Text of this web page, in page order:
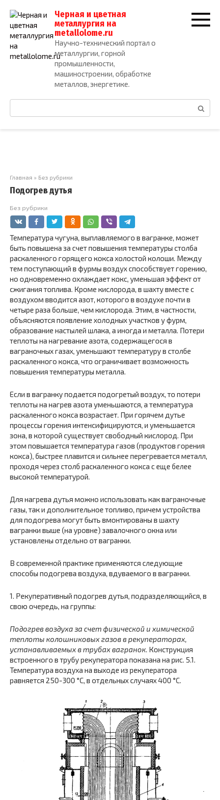
контенту
Черная и цветная
металлургия на
metallolome.ru
Научно-технический портал о
металлургии, горной
промышленности,
машиностроении, обработке
металлов, энергетике.
Главная » Без рубрики
Подогрев дутья
Без рубрики
Температура чугуна, выплавляемого в вагранке, может
быть повышена за счет повышения температуры столба
раскаленного горящего кокса холостой колоши. Между
тем поступающий в фурмы воздух способствует горению,
но одновременно охлаждает кокс, уменьшая эффект от
сжигания топлива. Кроме кислорода, в шахту вместе с
воздухом вводится азот, которого в воздухе почти в
четыре раза больше, чем кислорода. Этим, в частности,
объясняются появление холодных участков у фурм,
образование настылей шлака, а иногда и металла. Потери
теплоты на нагревание азота, содержащегося в
ваграночных газах, уменьшают температуру в столбе
раскаленного кокса, что ограничивает возможность
повышения температуры металла.
Если в вагранку подается подогретый воздух, то потери
теплоты на нагрев азота уменьшаются, а температура
раскаленного кокса возрастает. При горячем дутье
процессы горения интенсифицируются, и уменьшается
зона, в которой существует свободный кислород. При
этом повышается температура газов (продуктов горения
кокса), быстрее плавится и сильнее перегревается металл,
проходя через столб раскаленного кокса с еще белее
высокой температурой.
Для нагрева дутья можно использовать как ваграночные
газы, так и дополнительное топливо, причем устройства
для подогрева могут быть вмонтированы в шахту
вагранки выше (на уровне) завалочного окна или
установлены отдельно от вагранки.
В современной практике применяются следующие
способы подогрева воздуха, вдуваемого в вагранки.
1. Рекуперативный подогрев дутья, подразделяющийся, в
свою очередь, на группы:
Подогрев воздуха за счет физической и химической
теплоты колошниковых газов в рекуператорах,
устанавливаемых в трубах вагранок. Конструкция
встроенного в трубу рекуператора показана на рис. 5.1.
Температура воздуха на выходе из рекуператора
равняется 250-300 °С, в отдельных случаях 400 °С.